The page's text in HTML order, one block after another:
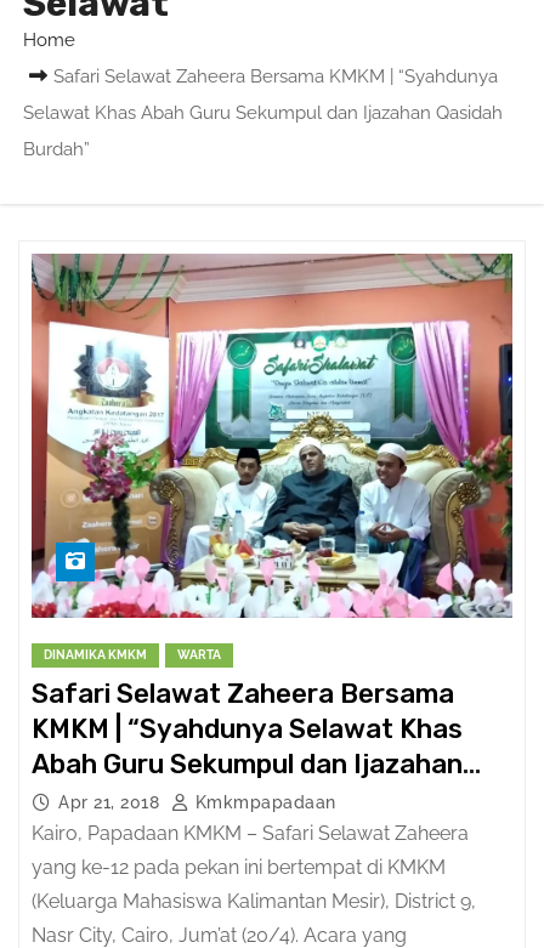
Home
Safari Selawat Zaheera Bersama KMKM | “Syahdunya
Selawat Khas Abah Guru Sekumpul dan Ijazahan Qasidah
Burdah”
DINAMIKA KMKM WARTA
Safari Selawat Zaheera Bersama
KMKM | “Syahdunya Selawat Khas
Abah Guru Sekumpul dan Ijazahan
Qasidah Burdah”
Apr 21, 2018 Kmkmpapadaan
Kairo, Papadaan KMKM – Safari Selawat Zaheera
yang ke-12 pada pekan ini bertempat di KMKM
(Keluarga Mahasiswa Kalimantan Mesir), District 9,
Nasr City, Cairo, Jum’at (20/4). Acara yang